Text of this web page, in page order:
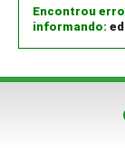
Encontrou
informando: